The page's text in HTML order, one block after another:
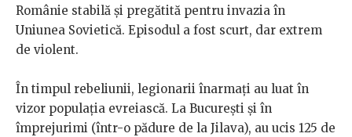
Românie stabilă și pregătită pentru invazia în
Uniunea Sovietică. Episodul a fost scurt, dar extrem
de violent.
În timpul rebeliunii, legionarii înarmați au luat în
vizor populația evreiască. La București și în
împrejurimi (într-o pădure de la Jilava), au ucis 125 de